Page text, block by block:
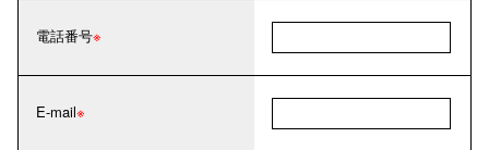
電話番号
E-mail